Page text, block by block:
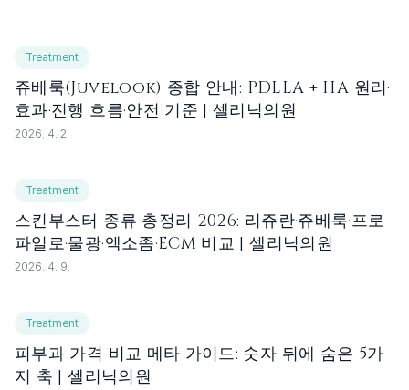
Treatment
쥬베룩(Juvelook) 종합 안내: PDLLA + HA 원리·
효과·진행 흐름·안전 기준 | 셀리닉의원
2026. 4. 2.
Treatment
스킨부스터 종류 총정리 2026: 리쥬란·쥬베룩·프로
파일로·물광·엑소좀·ECM 비교 | 셀리닉의원
2026. 4. 9.
Treatment
피부과 가격 비교 메타 가이드: 숫자 뒤에 숨은 5가
지 축 | 셀리닉의원